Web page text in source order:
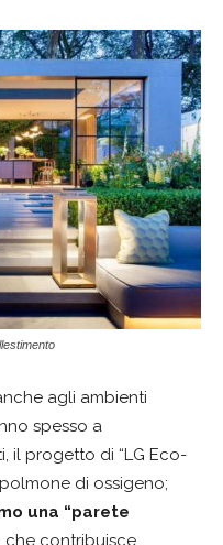
agli ambienti
spesso a
il progetto di “LG Eco-
di ossigeno;
una “parete
, che contribuisce